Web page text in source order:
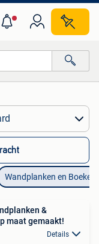
Wandplanken en
&
maat gemaakt!
Details